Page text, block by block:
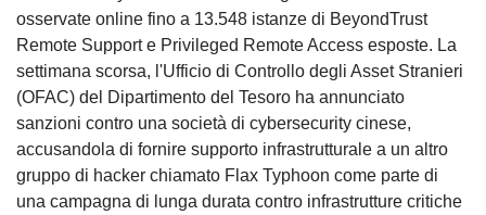
osservate online fino a 13.548 istanze di BeyondTrust
Remote Support e Privileged Remote Access esposte. La
settimana scorsa, l'Ufficio di Controllo degli Asset Stranieri
(OFAC) del Dipartimento del Tesoro ha annunciato
sanzioni contro una società di cybersecurity cinese,
accusandola di fornire supporto infrastrutturale a un altro
gruppo di hacker chiamato Flax Typhoon come parte di
una campagna di lunga durata contro infrastrutture critiche